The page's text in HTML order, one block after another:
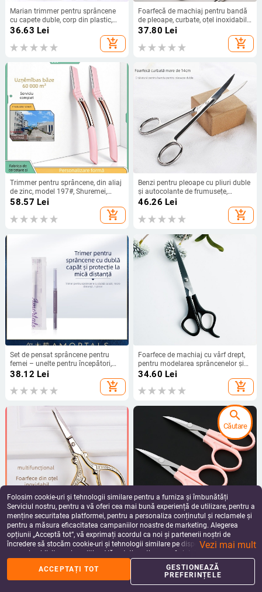
Marian trimmer pentru sprâncene
cu capete duble, corp din plastic,
origine Guangzhou, set de trei
36.63 Lei
add_shopping_cart
Foarfecă de machiaj pentru bandă
de pleoape, curbate, oțel inoxidabil,
QYMJS
37.80 Lei
add_shopping_cart
Trimmer pentru sprâncene, din aliaj
de zinc, model 197#, Shuremei,
origine Jiangxi
58.57 Lei
add_shopping_cart
Benzi pentru pleoape cu pliuri duble
și autocolante de frumusețe,
foarfece pentru machiaj
profesionale, 14 cm foarfecă mari
curbate, foarfece pentru sprâncene,
46.26 Lei
add_shopping_cart
Set de pensat sprâncene pentru
femei – unelte pentru începători,
sigur, anti-zgâriere, mâner ABS
38.12 Lei
add_shopping_cart
Foarfece de machiaj cu vârf drept,
pentru modelarea sprâncenelor și
tăierea genelor false; foarfece din
oțel pentru benzi de pleoape cu
dublă pleoapă
34.60 Lei
add_shopping_cart
Foarfece pentru sprânene din oțel
inoxidabil, pentru tăierea genelor
false, vârf drept, instrument
cosmetic compact
35.97Lei
add_shopping_cart
Foarfece de contur pentru
sprâncene – mecanism precis,
compact pentru modelare delicată;
durată de viață 5 ani; potrivit pentru
utilizare zilnică.
56.11Lei
add_shopping_cart
Folosim cookie-uri și tehnologii similare pentru a furniza și îmbunătăți
Serviciul nostru, pentru a vă oferi cea mai bună experiență de utilizare, pentru a
menține securitatea platformei, pentru a personaliza conținutul și reclamele și
pentru a măsura eficacitatea campaniilor noastre de marketing. Alegerea
opțiunii „Acceptă tot”, vă exprimați acordul ca noi și partenerii noștri de
încredere să stocăm cookie-uri și tehnologii similare pe dispozitivul dvs. în
scopuri publicitare și analitice. Vă puteți gestiona preferințele în orice moment
făcând clic pe „Gestionează preferințele”. Pentru mai multe informații, vă
rugăm să consultațiPolitica noastră de confidențialitate.
Vezi mai mult
ACCEPTAȚI TOT
GESTIONEAZĂ
PREFERINȚELE
search
Căutare